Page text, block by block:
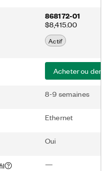
868172-01
$8,415.00
Actif
Acheter ou
8-9 semaines
Ethernet
Oui
—